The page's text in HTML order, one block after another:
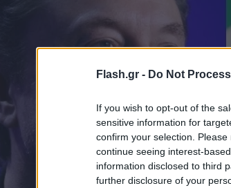
Flash.gr - Do Not
If you wish to opt-out of the
sensitive information for
confirm your selection.
continue seeing interest-
information disclosed to third
further disclosure of your